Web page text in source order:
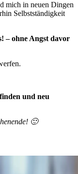
mich in neuen Dingen
Selbstständigkeit
– ohne Angst davor
und neu
🙂